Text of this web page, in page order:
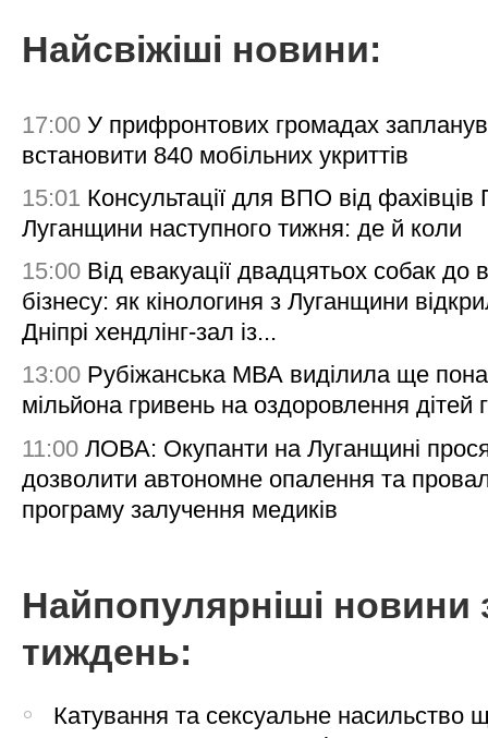
Найсвіжіші новини:
17:00 У прифронтових громадах
встановити 840 мобільних укриттів
15:01 Консультації для ВПО від
Луганщини наступного тижня: де й коли
15:00 Від евакуації двадцятьох собак до
бізнесу: як кінологиня з Луганщини
Дніпрі хендлінг-зал із...
13:00 Рубіжанська МВА виділила ще
мільйона гривень на оздоровлення дітей
11:00 ЛОВА: Окупанти на Луганщині
дозволити автономне опалення та
програму залучення медиків
Найпопулярніші новини
тиждень:
Катування та сексуальне насильство